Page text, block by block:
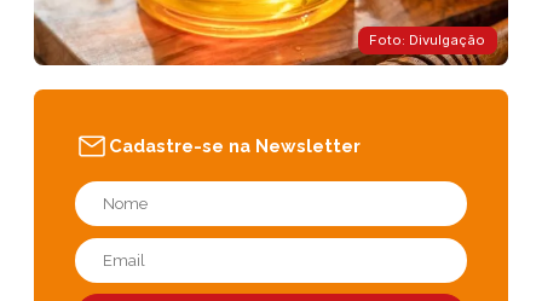
Foto: Divulgação
Cadastre-se na Newsletter